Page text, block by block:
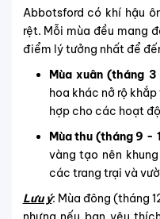
Abbotsford có khí hậu
rệt. Mỗi mùa đều mang
điểm lý tưởng nhất để
Mùa xuân (tháng
hoa khác nở rộ
hợp cho các hoạt
Mùa thu (tháng 9 -
vàng tạo nên
các trang trại và
Lưu ý: Mùa đông (tháng